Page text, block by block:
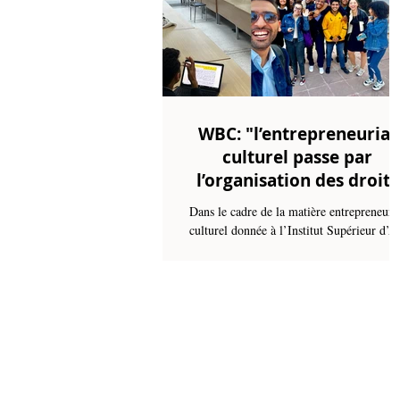
WBC: "l’entrepreneuriat
culturel passe par
l’organisation des droits
symboliques de l'artiste"
Dans le cadre de la matière entrepreneuriat
culturel donnée à l’Institut Supérieur d’Art